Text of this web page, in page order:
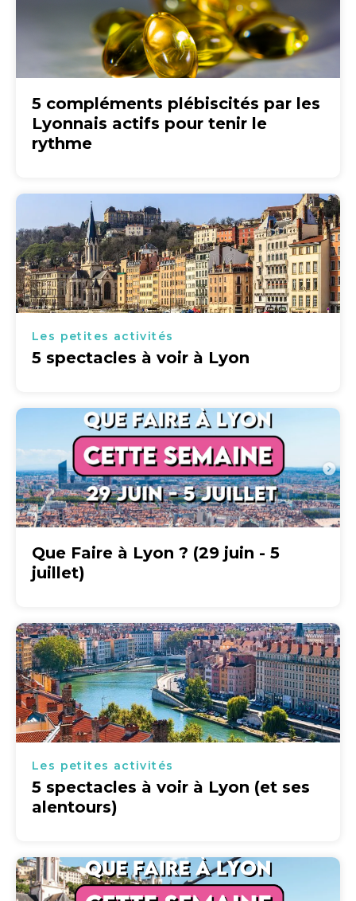
5 compléments plébiscités par les
Lyonnais actifs pour tenir le
rythme
Les petites activités
5 spectacles à voir à Lyon
Que Faire à Lyon ? (29 juin - 5
juillet)
Les petites activités
5 spectacles à voir à Lyon (et ses
alentours)